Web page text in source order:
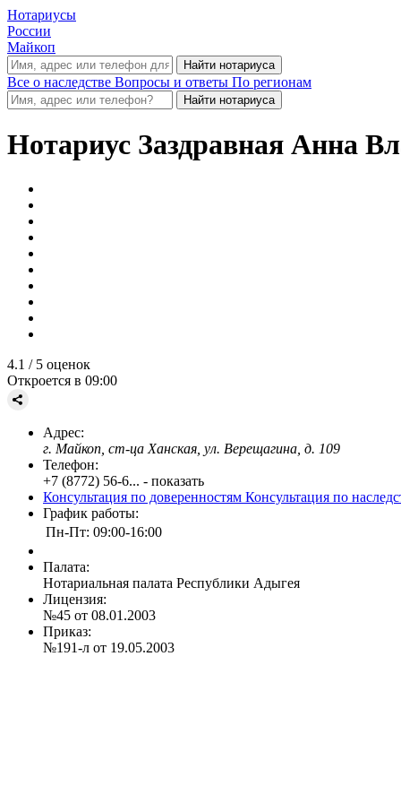
Нотариусы
России
Майкоп
Все о наследстве Вопросы и ответы По регионам
Нотариус Заздравная Анна
4.1 / 5 оценок
Откроется в 09:00
Адрес:
г. Майкоп, ст-ца Ханская, ул. Верещагина, д. 109
Телефон:
+7 (8772) 56-6... - показать
Консультация по доверенностям Консультация по
График работы:
Пн-Пт: 09:00-16:00
Палата:
Нотариальная палата Республики Адыгея
Лицензия:
№45 от 08.01.2003
Приказ:
№191-л от 19.05.2003